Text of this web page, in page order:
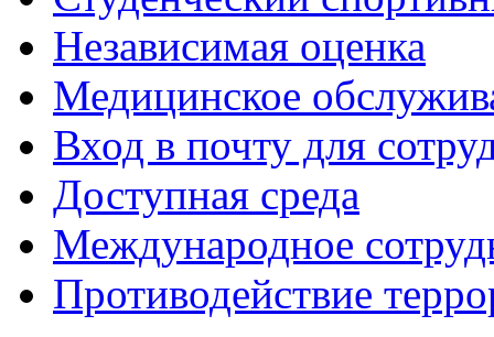
Независимая оценка
Медицинское
Вход в почту для
Доступная среда
Международное
Противодействие